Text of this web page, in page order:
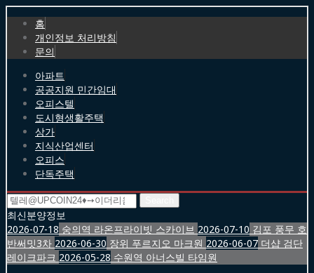
홈
개인정보 처리방침
문의
아파트
공공지원 민간임대
오피스텔
도시형생활주택
상가
지식산업센터
오피스
단독주택
Search
for:
최신분양정보
2026-07-18 숭의역 라온프라이빗 스카이브 2026-07-10 김포 풍무 호
반써밋3차 2026-06-30 장위 푸르지오 마크원 2026-06-07 더샵 검단
레이크파크 2026-05-28 수원역 아너스빌 타임원